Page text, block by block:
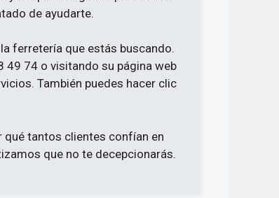
de ayudarte.
ferretería que estás buscando.
49 74 o visitando su página web
También puedes hacer clic
qué tantos clientes confían en
que no te decepcionarás.